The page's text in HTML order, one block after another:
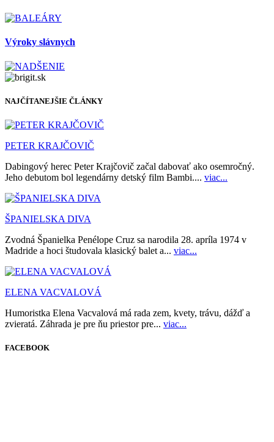
Výroky slávnych
NAJČÍTANEJŠIE ČLÁNKY
PETER KRAJČOVIČ
Dabingový herec Peter Krajčovič začal dabovať ako osemročný.
Jeho debutom bol legendárny detský film Bambi.... viac...
ŠPANIELSKA DIVA
Zvodná Španielka Penélope Cruz sa narodila 28. apríla 1974 v
Madride a hoci študovala klasický balet a... viac...
ELENA VACVALOVÁ
Humoristka Elena Vacvalová má rada zem, kvety, trávu, dážď a
zvieratá. Záhrada je pre ňu priestor pre... viac...
FACEBOOK